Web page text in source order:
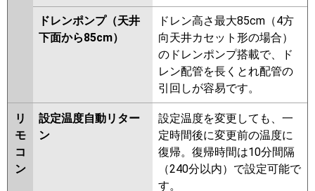
ドレンポンプ（天井
下面から85cm）
ドレン高さ最大85cm（4方
向天井カセット形の場合）
のドレンポンプ搭載で、ド
レン配管を長くとれ配管の
引回しが容易です。
リ
モ
コ
ン
設定温度自動リター
ン
設定温度を変更しても、一
定時間後に変更前の温度に
復帰。復帰時間は10分間隔
（240分以内）で設定可能で
す。